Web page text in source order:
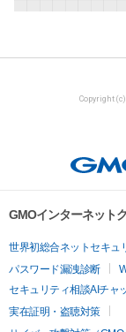
Copyright
GMOインターネット
世界初総合ネットセキュ
パスワード漏洩診断
セキュリティ相談AIチャ
実在証明・盗聴対策